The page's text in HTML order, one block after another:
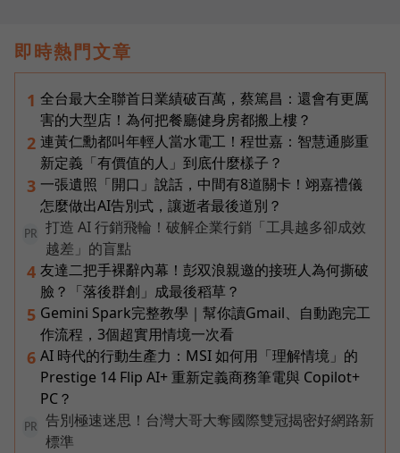
即時熱門文章
1 全台最大全聯首日業績破百萬，蔡篤昌：還會有更厲
害的大型店！為何把餐廳健身房都搬上樓？
2 連黃仁勳都叫年輕人當水電工！程世嘉：智慧通膨重
新定義「有價值的人」到底什麼樣子？
3 一張遺照「開口」說話，中間有8道關卡！翊嘉禮儀
怎麼做出AI告別式，讓逝者最後道別？
PR
打造 AI 行銷飛輪！破解企業行銷「工具越多卻成效
越差」的盲點
4 友達二把手裸辭內幕！彭双浪親邀的接班人為何撕破
臉？「落後群創」成最後稻草？
5 Gemini Spark完整教學｜幫你讀Gmail、自動跑完工
作流程，3個超實用情境一次看
6 AI 時代的行動生產力：MSI 如何用「理解情境」的
Prestige 14 Flip AI+ 重新定義商務筆電與 Copilot+
PC？
PR
告別極速迷思！台灣大哥大奪國際雙冠揭密好網路新
標準